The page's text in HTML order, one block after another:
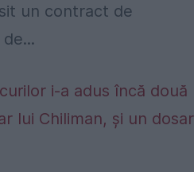
un contract de